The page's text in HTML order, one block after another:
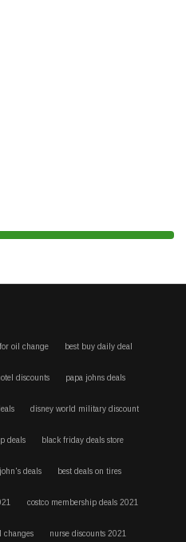
oil change best buy daily deal
discounts papa johns deals
disney world military discount
deals black friday deals store
deals best deals on tires
costco membership deals 2021
changes nurse discounts 2021